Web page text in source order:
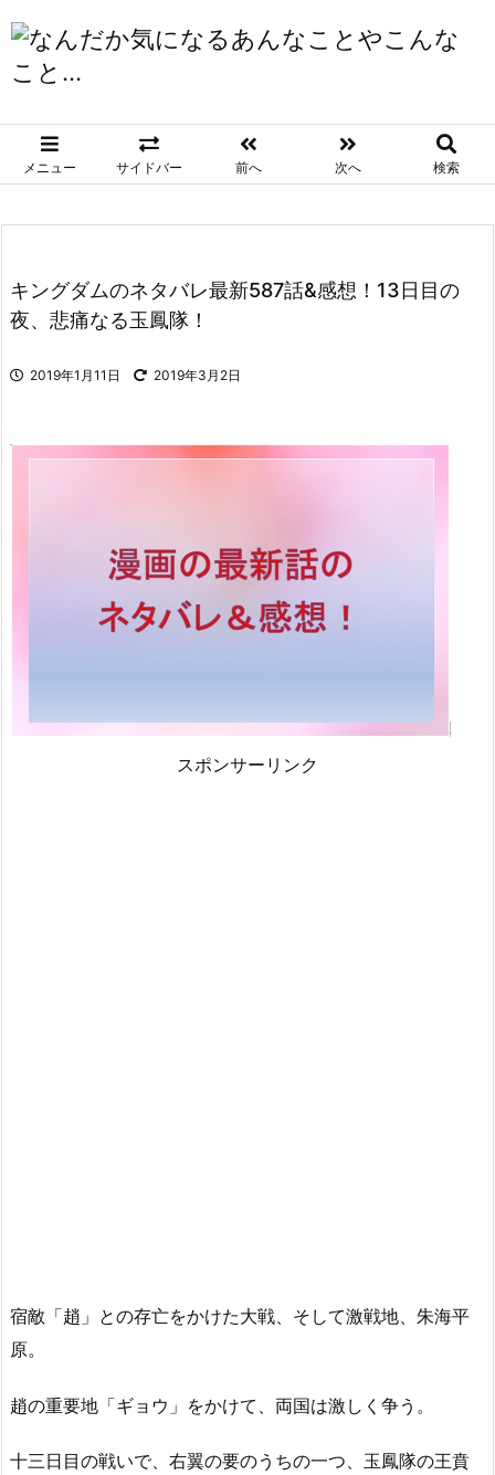
メニュー サイドバー 前へ 次へ 検索
キングダムのネタバレ最新587話&感想！13日目の
夜、悲痛なる玉鳳隊！
2019年1月11日 2019年3月2日
スポンサーリンク
宿敵「趙」との存亡をかけた大戦、そして激戦地、朱海平
原。
趙の重要地「ギョウ」をかけて、両国は激しく争う。
十三日目の戦いで、右翼の要のうちの一つ、玉鳳隊の王賁